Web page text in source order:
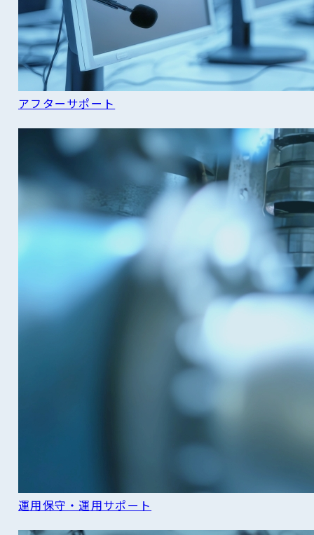
アフターサポート
運用保守・運用サポート